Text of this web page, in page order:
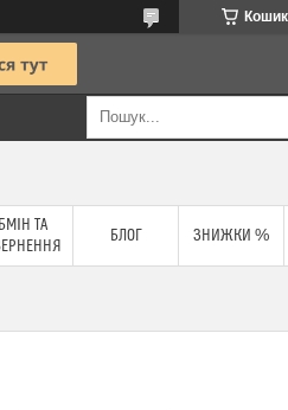
Кошик
ТА
БЛОГ ЗНИЖКИ %